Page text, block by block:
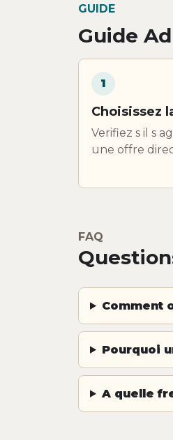
GUIDE
Guide
1
Choisissez
Verifiez s il s
une offre
FAQ
Comment
Pourquoi
A quelle